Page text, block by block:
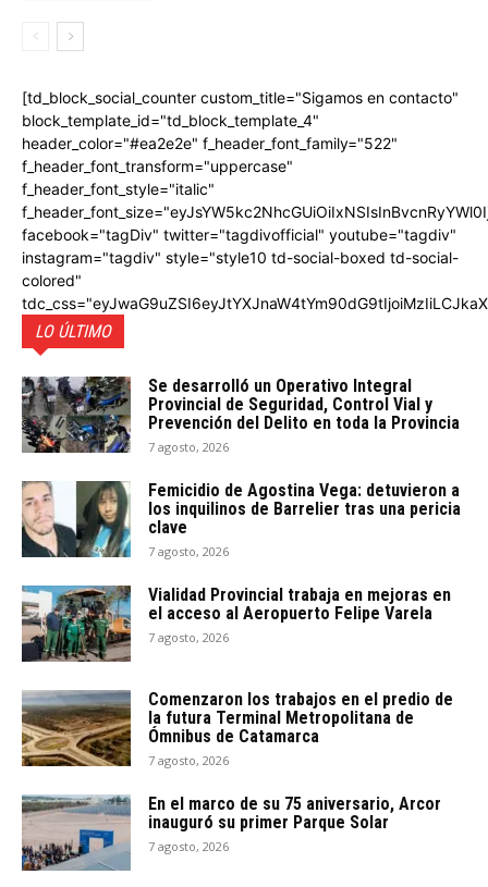
[td_block_social_counter custom_title="Sigamos en contacto"
block_template_id="td_block_template_4"
header_color="#ea2e2e" f_header_font_family="522"
f_header_font_transform="uppercase"
f_header_font_style="italic"
facebook="tagDiv" twitter="tagdivofficial" youtube="tagdiv"
instagram="tagdiv" style="style10 td-social-boxed td-social-
colored"
LO ÚLTIMO
Se desarrolló un Operativo Integral
Provincial de Seguridad, Control Vial y
Prevención del Delito en toda la Provincia
7 agosto, 2026
Femicidio de Agostina Vega: detuvieron a
los inquilinos de Barrelier tras una pericia
clave
7 agosto, 2026
Vialidad Provincial trabaja en mejoras en
el acceso al Aeropuerto Felipe Varela
7 agosto, 2026
Comenzaron los trabajos en el predio de
la futura Terminal Metropolitana de
Ómnibus de Catamarca
7 agosto, 2026
En el marco de su 75 aniversario, Arcor
inauguró su primer Parque Solar
7 agosto, 2026